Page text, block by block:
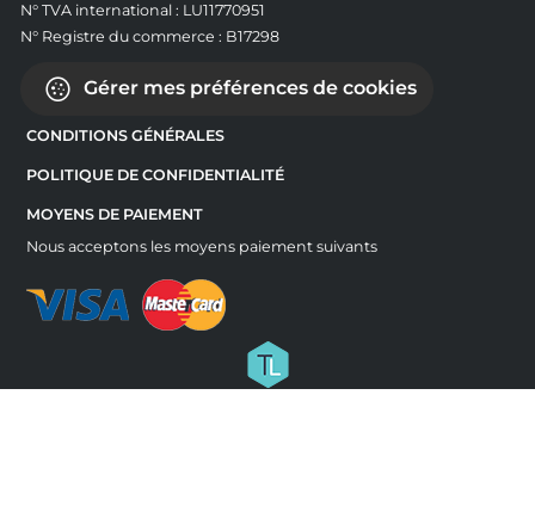
N° TVA international : LU11770951
N° Registre du commerce : B17298
Gérer mes préférences de cookies
CONDITIONS GÉNÉRALES
POLITIQUE DE CONFIDENTIALITÉ
MOYENS DE PAIEMENT
Nous acceptons les moyens paiement suivants